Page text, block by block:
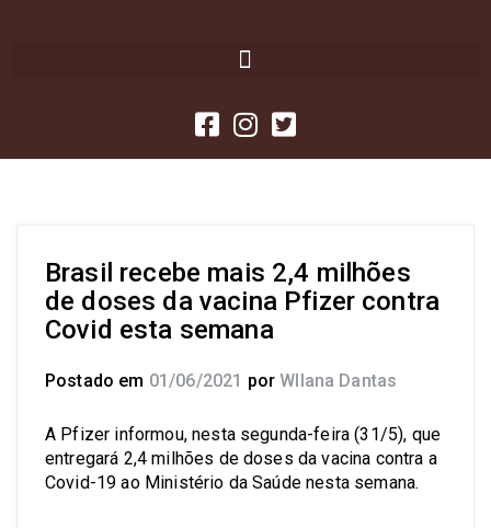
Brasil recebe mais 2,4 milhões
de doses da vacina Pfizer contra
Covid esta semana
Postado em 01/06/2021 por Wllana Dantas
A Pfizer informou, nesta segunda-feira (31/5), que
entregará 2,4 milhões de doses da vacina contra a
Covid-19 ao Ministério da Saúde nesta semana.